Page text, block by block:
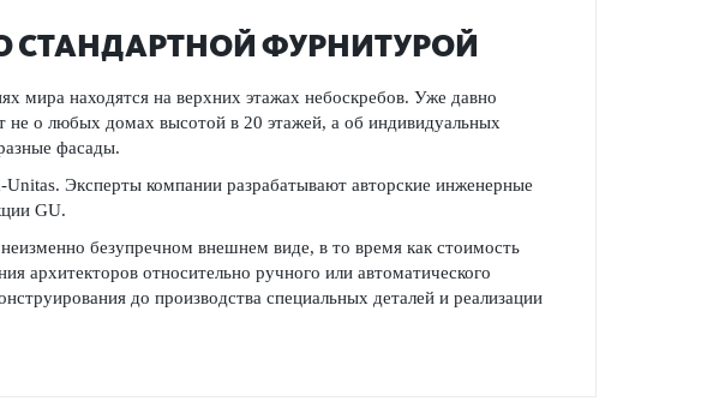
ФУРНИТУРОЙ
находятся на верхних этажах небоскребов. Уже давно
не о любых домах высотой в 20 этажей, а об индивидуальных
фасады.
Эксперты компании разрабатывают авторские инженерные
GU.
безупречном внешнем виде, в то время как стоимость
архитекторов относительно ручного или автоматического
до производства специальных деталей и реализации